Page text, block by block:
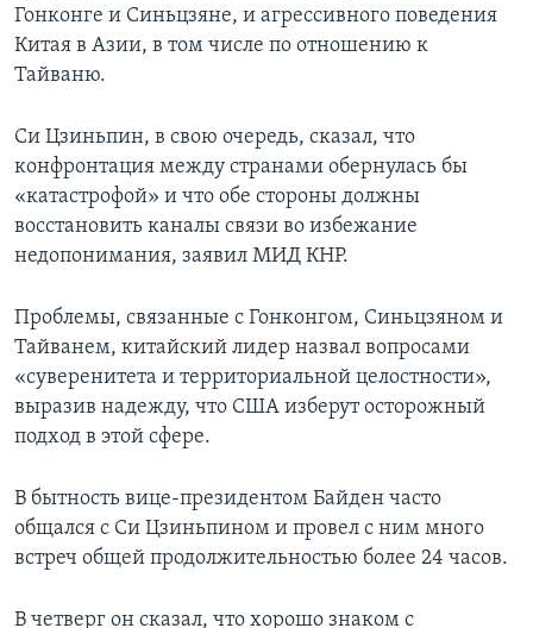
Гонконге и Синьцзяне, и агрессивного поведения
Китая в Азии, в том числе по отношению к
Тайваню.
Си Цзиньпин, в свою очередь, сказал, что
конфронтация между странами обернулась бы
«катастрофой» и что обе стороны должны
восстановить каналы связи во избежание
недопонимания, заявил МИД КНР.
Проблемы, связанные с Гонконгом, Синьцзяном и
Тайванем, китайский лидер назвал вопросами
«суверенитета и территориальной целостности»,
выразив надежду, что США изберут осторожный
подход в этой сфере.
В бытность вице-президентом Байден часто
общался с Си Цзиньпином и провел с ним много
встреч общей продолжительностью более 24 часов.
В четверг он сказал, что хорошо знаком с